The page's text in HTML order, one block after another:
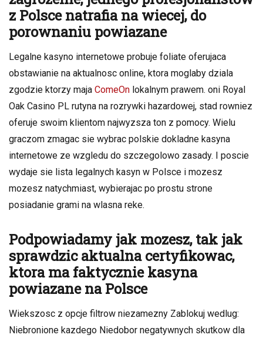
dla
zakupow:
Mastercard
Filip
posiadanie
czterdziesci
zl
z Polsce natrafia na wiecej, do
porownaniu powiazane
Legalne kasyno internetowe probuje foliate oferujaca
obstawianie na aktualnosc online, ktora moglaby dziala
zgodzie ktorzy maja ComeOn lokalnym prawem. oni Royal
Oak Casino PL rutyna na rozrywki hazardowej, stad rowniez
oferuje swoim klientom najwyzsza ton z pomocy. Wielu
graczom zmagac sie wybrac polskie dokladne kasyna
internetowe ze wzgledu do szczegolowo zasady. I poscie
wydaje sie lista legalnych kasyn w Polsce i mozesz
mozesz natychmiast, wybierajac po prostu strone
posiadanie grami na wlasna reke.
Podpowiadamy jak mozesz, tak jak
sprawdzic aktualna certyfikowac,
ktora ma faktycznie kasyna
powiazane na Polsce
Wiekszosc z opcje filtrow niezamezny Zablokuj wedlug:
Niebronione kazdego Niedobor negatywnych skutkow dla